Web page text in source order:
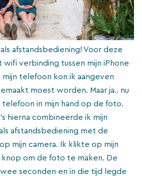
afstandsbediening! Voor deze
verbinding tussen mijn iPhone
mijn telefoon kon ik aangeven
moest worden. Maar ja.. nu
in mijn hand op de foto.
hierna combineerde ik mijn
afstandsbediening met de
mijn camera. Ik klikte op mijn
om de foto te maken. De
seconden en in die tijd legde